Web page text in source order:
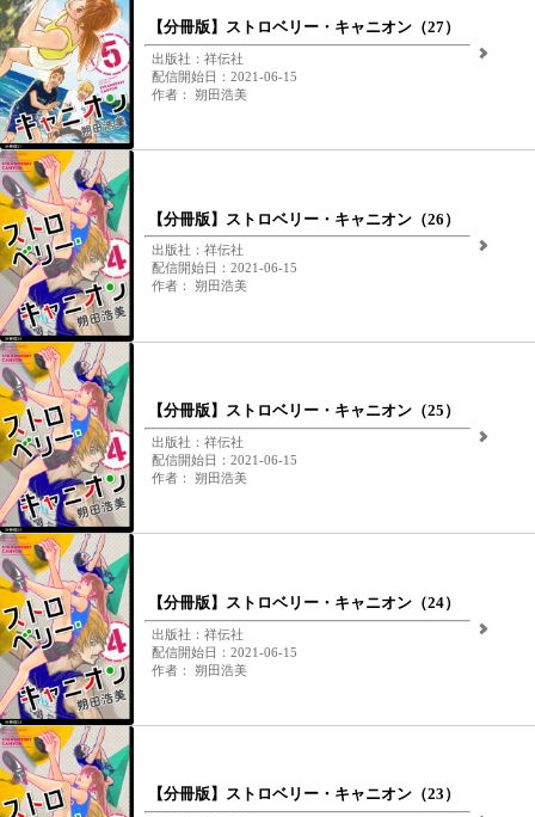
【分冊版】ストロベリー・キャニオン（27）
出版社：祥伝社
配信開始日：2021-06-15
作者： 朔田浩美
【分冊版】ストロベリー・キャニオン（26）
出版社：祥伝社
配信開始日：2021-06-15
作者： 朔田浩美
【分冊版】ストロベリー・キャニオン（25）
出版社：祥伝社
配信開始日：2021-06-15
作者： 朔田浩美
【分冊版】ストロベリー・キャニオン（24）
出版社：祥伝社
配信開始日：2021-06-15
作者： 朔田浩美
【分冊版】ストロベリー・キャニオン（23）